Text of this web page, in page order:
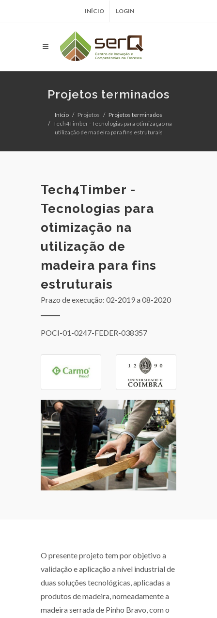
INÍCIO LOGIN
Projetos terminados
Início Projetos
Projetos terminados
Tech4Timber - Tecnologias para otimização na
utilização de madeira para fins estruturais
Tech4Timber -
Tecnologias para
otimização na
utilização de
madeira para fins
estruturais
Prazo de execução: 02-2019a 08-2020
POCI-01-0247-FEDER-038357
O presente projeto tem por objetivo a
validação e aplicação a nível industrial de
duas soluções tecnológicas, aplicadas a
produtos de madeira, nomeadamente a
madeira serrada de Pinho Bravo, com o